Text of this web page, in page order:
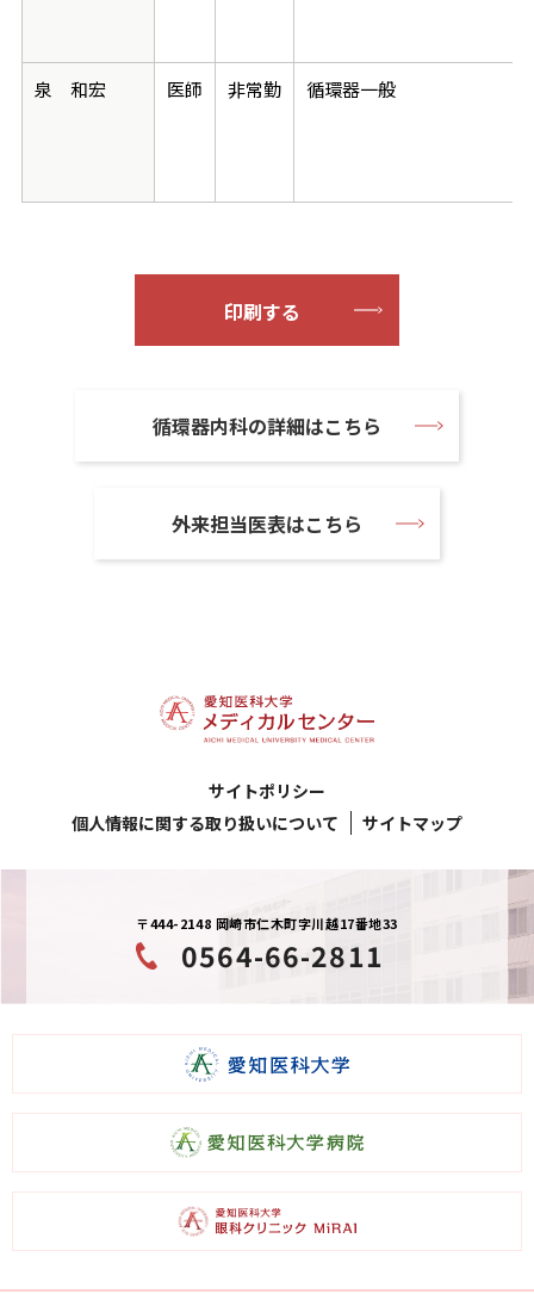
泉 和宏 医師 非常勤 循環器一般
印刷する
循環器内科の詳細はこちら
外来担当医表はこちら
サイトポリシー
個人情報に関する取り扱いについて
サイトマップ
〒444-2148 岡崎市仁木町字川越17番地33
0564-66-2811